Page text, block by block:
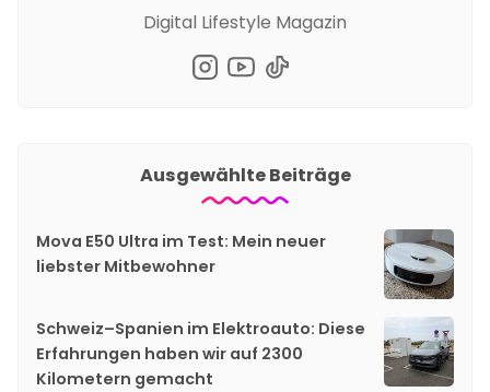
Digital Lifestyle Magazin
Ausgewählte Beiträge
Mova E50 Ultra im Test: Mein neuer
liebster Mitbewohner
Schweiz–Spanien im Elektroauto: Diese
Erfahrungen haben wir auf 2300
Kilometern gemacht